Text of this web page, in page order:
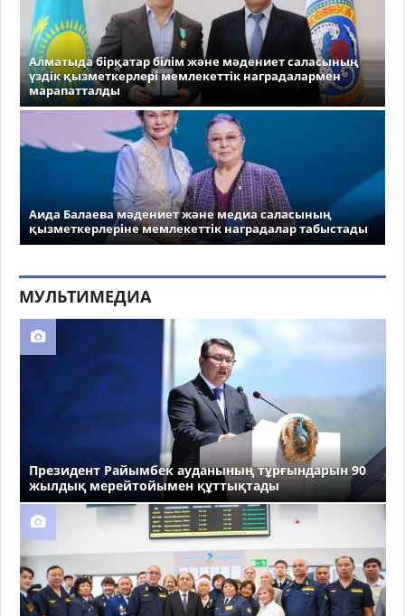
Алматыда бірқатар білім және мәдениет саласының
үздік қызметкерлері мемлекеттік наградалармен
марапатталды
Аида Балаева мәдениет және медиа саласының
қызметкерлеріне мемлекеттік наградалар табыстады
МУЛЬТИМЕДИА
Президент Райымбек ауданының тұрғындарын 90
жылдық мерейтойымен құттықтады